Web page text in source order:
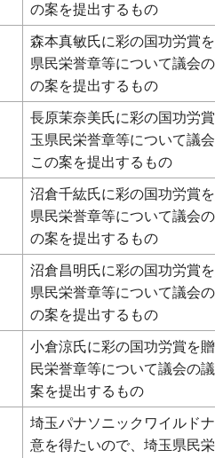
の案を提出するもの
森本真敏氏に彩の国功労賞
県民栄誉章等について議会
の案を提出するもの
長原茉奈美氏に彩の国功労
玉県民栄誉章等について議
この案を提出するもの
沼倉千紘氏に彩の国功労賞
県民栄誉章等について議会
の案を提出するもの
沼倉昌明氏に彩の国功労賞
県民栄誉章等について議会
の案を提出するもの
小倉涼氏に彩の国功労賞を
民栄誉章等について議会の
案を提出するもの
埼玉パナソニックワイルド
意を得たいので、埼玉県民